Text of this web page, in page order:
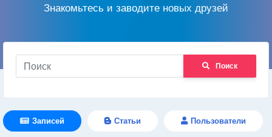
Знакомьтесь и заводите новых друзей
Поиск
Записей Статьи Пользователи